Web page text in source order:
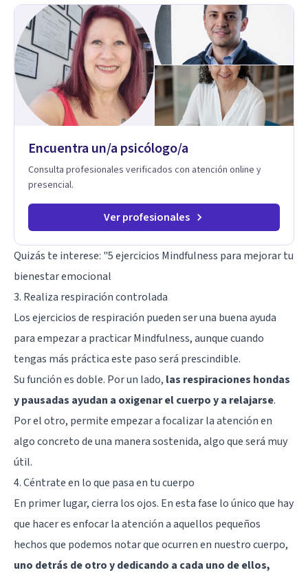
crea un espacio de verbalización libre y sin filtros. A través de
esta conversación abierta y del trabajo analítico conjunto, se
exploran las vivencias que aún condicionan el presente, se les
otorga un nuevo sentido y se transforma su impacto
emocional. De esta forma, los pacientes logran mayor
claridad sobre sí mismos, reducen significativamente su
sufrimiento y alcanzan cambios profundos y duraderos en su
vida y relaciones personales.
Encuentra un/a psicólogo/a
Consulta profesionales verificados con atención online y
presencial.
Ver profesionales
Quizás te interese: "5 ejercicios Mindfulness para mejorar tu
bienestar emocional
3. Realiza respiración controlada
Los ejercicios de respiración pueden ser una buena ayuda
para empezar a practicar Mindfulness, aunque cuando
tengas más práctica este paso será prescindible.
Su función es doble. Por un lado, las respiraciones hondas
y pausadas ayudan a oxigenar el cuerpo y a relajarse.
Por el otro, permite empezar a focalizar la atención en
algo concreto de una manera sostenida, algo que será muy
útil.
4. Céntrate en lo que pasa en tu cuerpo
En primer lugar, cierra los ojos. En esta fase lo único que hay
que hacer es enfocar la atención a aquellos pequeños
hechos que podemos notar que ocurren en nuestro cuerpo,
uno detrás de otro y dedicando a cada uno de ellos,